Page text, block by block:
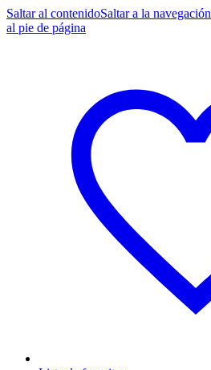
Saltar al contenidoSaltar a la navegación
al pie de página